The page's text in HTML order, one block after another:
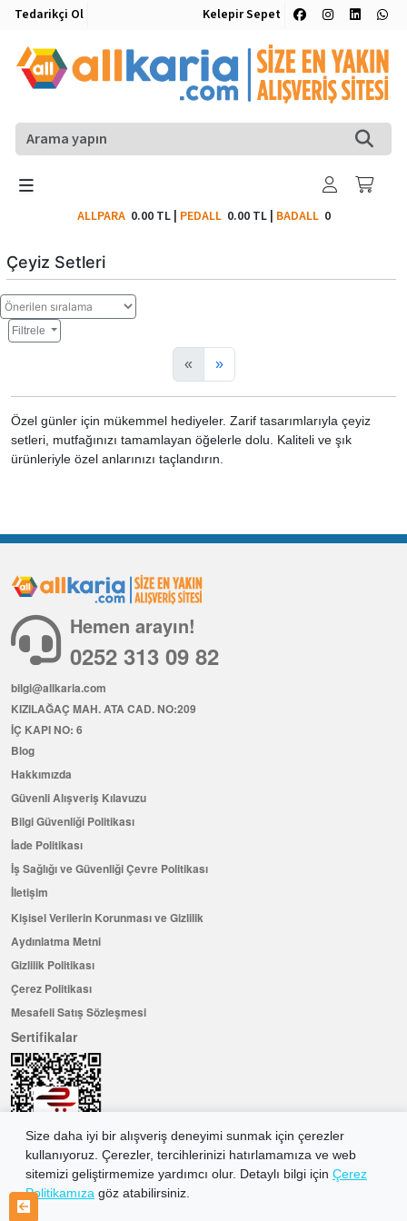
Tedarikçi Ol Kelepir Sepet
ALLPARA 0.00 TL| PEDALL 0.00 TL| BADALL0
Çeyiz Setleri
Filtrele
« »
Özel günler için mükemmel hediyeler. Zarif tasarımlarıyla çeyiz
setleri, mutfağınızı tamamlayan öğelerle dolu. Kaliteli ve şık
ürünleriyle özel anlarınızı taçlandırın.
Size daha iyi bir alışveriş deneyimi sunmak için çerezler
kullanıyoruz. Çerezler, tercihlerinizi hatırlamamıza ve web
sitemizi geliştirmemize yardımcı olur. Detaylı bilgi için Çerez
Politikamıza göz atabilirsiniz.
Hemen arayın!
0252 313 09 82
bilgi@allkaria.com
KIZILAĞAÇ MAH. ATA CAD. NO:209
İÇ KAPI NO: 6
Blog
Hakkımızda
Güvenli Alışveriş Kılavuzu
Bilgi Güvenliği Politikası
İade Politikası
İş Sağlığı ve Güvenliği Çevre Politikası
İletişim
Kişisel Verilerin Korunması ve Gizlilik
Aydınlatma Metni
Gizlilik Politikası
Çerez Politikası
Mesafeli Satış Sözleşmesi
Sertifikalar
Hemen Üye Olun ...ve 100 ₺ değerinde indirim kuponu kazanın